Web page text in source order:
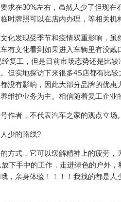
求在30%左右，虽然人少了但现
时牌照可以在店内办理，等相关机
化发现受季节和疫情双重影响，
有文化看到如果进入车辆里有没
复工，但是目前市场态势还是比
但实地探访下来很多4S店都有比
没有影响，因此大部分品牌的优
维护业务为主。相信随着复工企业
作者，不代表汽车之家的观点立场。
少的路线?
方式，它可以缓解精神上的疲劳
下手中的工作，走进绿色的户外
，亲身体验！！！！我找的都是